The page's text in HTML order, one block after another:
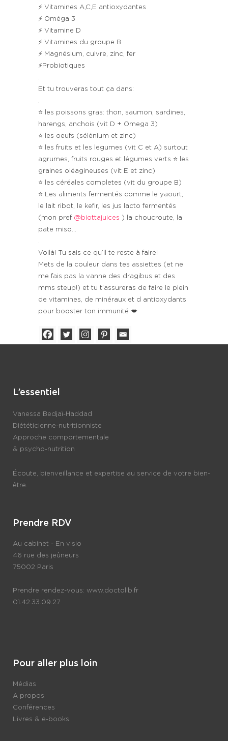
⚡️ Vitamines A,C,E antioxydantes
⚡️ Oméga 3
⚡️ Vitamine D
⚡️ Vitamines du groupe B
⚡️ Magnésium, cuivre, zinc, fer
⚡️Probiotiques
.
Et tu trouveras tout ça dans:
.
⭐️ les poissons gras: thon, saumon, sardines,
harengs, anchois (vit D + Omega 3)
⭐️ les oeufs (sélénium et zinc)
⭐️ les fruits et les legumes (vit C et A) surtout
agrumes, fruits rouges et légumes verts ⭐️ les
graines oléagineuses (vit E et zinc)
⭐️ les céréales completes (vit du groupe B)
⭐️ Les aliments fermentés comme le yaourt,
le lait ribot, le kefir, les jus lacto fermentés
(mon pref @biottajuices ) la choucroute, la
pate miso…
.
Voilà! Tu sais ce qu’il te reste à faire!
Mets de la couleur dans tes assiettes (et ne
me fais pas la vanne des dragibus et des
mms steup!) et tu t’assureras de faire le plein
de vitamines, de minéraux et d antioxydants
pour booster ton immunité 💋
L’essentiel
Vanessa Bedjaï-Haddad
Diététicienne-nutritionniste
Approche comportementale
& psycho-nutrition
Écoute, bienveillance et expertise au service de votre bien-
être.
Prendre RDV
Au cabinet - En visio
46 rue des jeûneurs
75002 Paris
Prendre rendez-vous: www.doctolib.fr
01.42.33.09.27
Pour aller plus loin
Médias
A propos
Conférences
Livres & e-books